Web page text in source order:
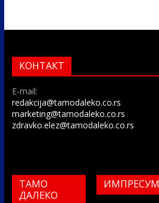
КОНТАКТ
E-mail:
redakcija@tamodaleko.co.rs
marketing@tamodaleko.co.rs
zdravko.elez@tamodaleko.co.rs
ТАМО
ДАЛЕКО
ИМПРЕСУМ